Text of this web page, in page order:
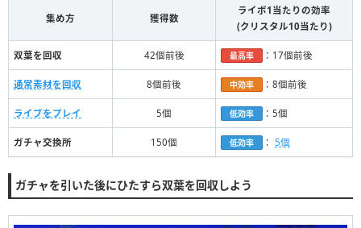
集め方 獲得数
ライボ1当たりの効率
(クリスタル10当たり)
双葉を回収 42個前後 最高率 ：17個前後
通常素材を回収 8個前後 中効率 ：8個前後
ライブをプレイ 5個 低効率 ：5個
ガチャ交換所 150個 低効率 ： 5個
ガチャを引いた後にひたすら双葉を回収しよう